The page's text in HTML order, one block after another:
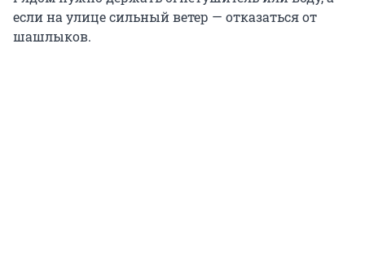
если на улице сильный ветер — отказаться от
шашлыков.